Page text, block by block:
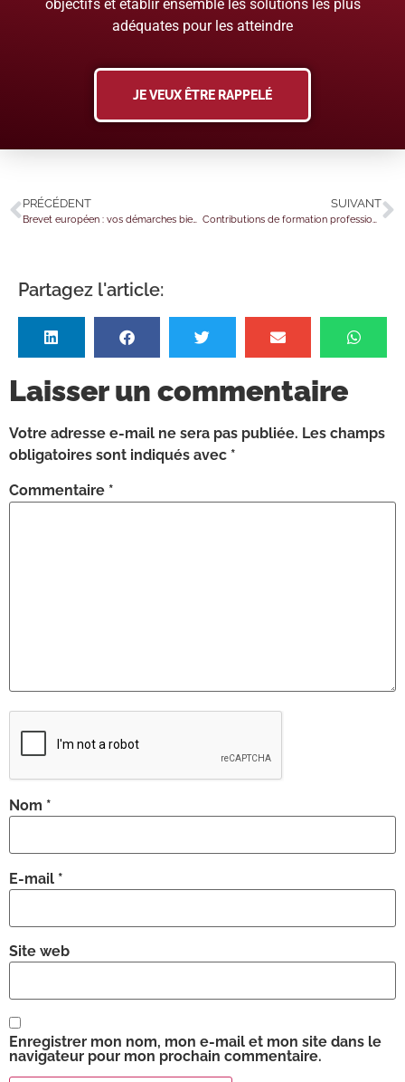
objectifs et établir ensemble les solutions les plus
adéquates pour les atteindre
JE VEUX ÊTRE RAPPELÉ
PRÉCÉDENT
Brevet européen : vos démarches bientôt simplifiées ?
SUIVANT
Contributions de formation professionnelle et d’apprentissage : un guide pour s’y retrouver !
Partagez l'article:
Laisser un commentaire
Votre adresse e-mail ne sera pas publiée. Les champs
obligatoires sont indiqués avec *
Commentaire *
Nom *
E-mail *
Site web
Enregistrer mon nom, mon e-mail et mon site dans le
navigateur pour mon prochain commentaire.